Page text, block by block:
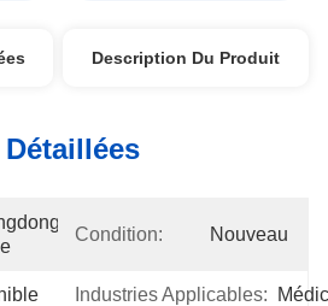
Description Du Produit
Condition: Nouveau
Industries Applicables: